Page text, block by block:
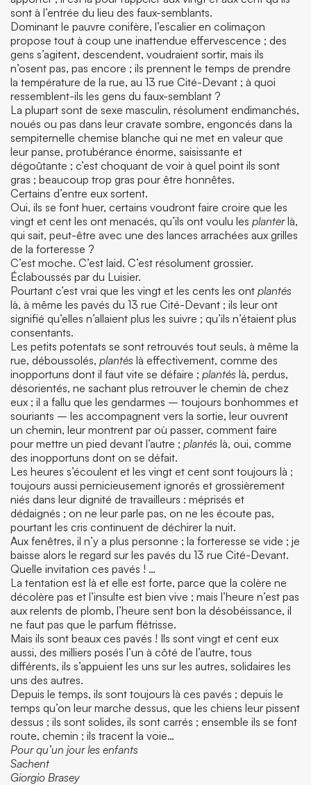
sont à l’entrée du lieu des faux-semblants.
Dominant le pauvre conifère, l’escalier en colimaçon
propose tout à coup une inattendue effervescence ; des
gens s’agitent, descendent, voudraient sortir, mais ils
n’osent pas, pas encore ; ils prennent le temps de prendre
la température de la rue, au 13 rue Cité-Devant ; à quoi
ressemblent-ils les gens du faux-semblant ?
La plupart sont de sexe masculin, résolument endimanchés,
noués ou pas dans leur cravate sombre, engoncés dans la
sempiternelle chemise blanche qui ne met en valeur que
leur panse, protubérance énorme, saisissante et
dégoûtante ; c’est choquant de voir à quel point ils sont
gras ; beaucoup trop gras pour être honnêtes.
Certains d’entre eux sortent.
Oui, ils se font huer, certains voudront faire croire que les
vingt et cent les ont menacés, qu’ils ont voulu les planterlà,
qui sait, peut-être avec une des lances arrachées aux grilles
de la forteresse ?
C’est moche. C’est laid. C’est résolument grossier.
Éclaboussés par du Luisier.
Pourtant c’est vrai que les vingt et les cents les ont plantés
là, à même les pavés du 13 rue Cité-Devant ; ils leur ont
signifié qu’elles n’allaient plus les suivre ; qu’ils n’étaient plus
consentants.
Les petits potentats se sont retrouvés tout seuls, à même la
rue, déboussolés, plantés là effectivement, comme des
inopportuns dont il faut vite se défaire ; plantés là, perdus,
désorientés, ne sachant plus retrouver le chemin de chez
eux ; il a fallu que les gendarmes – toujours bonhommes et
souriants – les accompagnent vers la sortie, leur ouvrent
un chemin, leur montrent par où passer, comment faire
pour mettre un pied devant l’autre ; plantés là, oui, comme
des inopportuns dont on se défait.
Les heures s’écoulent et les vingt et cent sont toujours là ;
toujours aussi pernicieusement ignorés et grossièrement
niés dans leur dignité de travailleurs : méprisés et
dédaignés ; on ne leur parle pas, on ne les écoute pas,
pourtant les cris continuent de déchirer la nuit.
Aux fenêtres, il n’y a plus personne ; la forteresse se vide ; je
baisse alors le regard sur les pavés du 13 rue Cité-Devant.
Quelle invitation ces pavés ! …
La tentation est là et elle est forte, parce que la colère ne
décolère pas et l’insulte est bien vive ; mais l’heure n’est pas
aux relents de plomb, l’heure sent bon la désobéissance, il
ne faut pas que le parfum flétrisse.
Mais ils sont beaux ces pavés ! Ils sont vingt et cent eux
aussi, des milliers posés l’un à côté de l’autre, tous
différents, ils s’appuient les uns sur les autres, solidaires les
uns des autres.
Depuis le temps, ils sont toujours là ces pavés ; depuis le
temps qu’on leur marche dessus, que les chiens leur pissent
dessus ; ils sont solides, ils sont carrés ; ensemble ils se font
route, chemin ; ils tracent la voie…
Pour qu’un jour les enfants
Sachent
Giorgio Brasey